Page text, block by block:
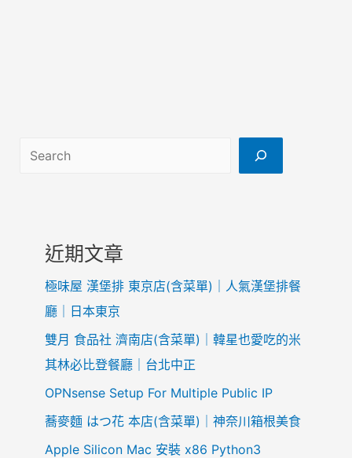
搜尋
近期文章
極味屋 漢堡排 東京店(含菜單)｜人氣漢堡排餐
廳｜日本東京
雙月 食品社 濟南店(含菜單)｜韓星也愛吃的米
其林必比登餐廳｜台北中正
OPNsense Setup For Multiple Public IP
蕎麥麵 はつ花 本店(含菜單)｜神奈川箱根美食
Apple Silicon Mac 安裝 x86 Python3